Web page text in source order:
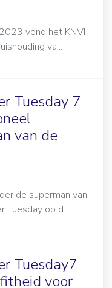
vond het KNVI
va...
Tuesday 7
van de
de superman van
Tuesday op d...
Tuesday7
voor